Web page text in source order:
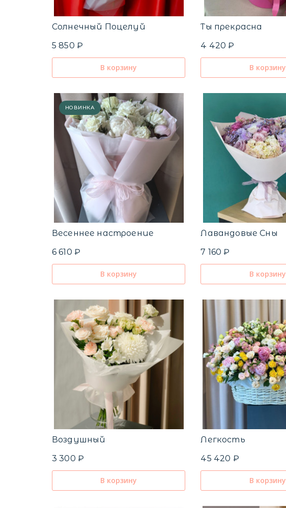
Солнечный Поцелуй
5 850 ₽
В корзину
Ты прекрасна
4 420 ₽
В корзину
НОВИНКА
Весеннее настроение
6 610 ₽
В корзину
Лавандовые Сны
7 160 ₽
В корзину
Воздушный
3 300 ₽
В корзину
Легкость
45 420 ₽
В корзину